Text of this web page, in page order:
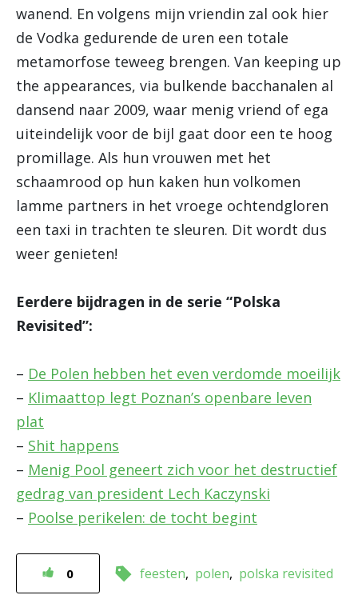
wanend. En volgens mijn vriendin zal ook hier
de Vodka gedurende de uren een totale
metamorfose teweeg brengen. Van keeping up
the appearances, via bulkende bacchanalen al
dansend naar 2009, waar menig vriend of ega
uiteindelijk voor de bijl gaat door een te hoog
promillage. Als hun vrouwen met het
schaamrood op hun kaken hun volkomen
lamme partners in het vroege ochtendgloren
een taxi in trachten te sleuren. Dit wordt dus
weer genieten!
Eerdere bijdragen in de serie “Polska
Revisited”:
– De Polen hebben het even verdomde moeilijk
– Klimaattop legt Poznan’s openbare leven
plat
– Shit happens
– Menig Pool geneert zich voor het destructief
gedrag van president Lech Kaczynski
– Poolse perikelen: de tocht begint
0 feesten polen polska revisited